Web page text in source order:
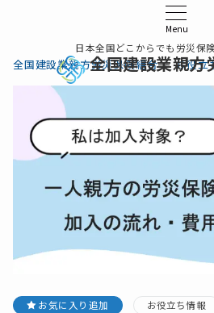
Menu
日本全国どこからでも労災保
全国建設業親方
全国建設業親方労災保険組合 お役立
お気に入り追加 お役立ち情報